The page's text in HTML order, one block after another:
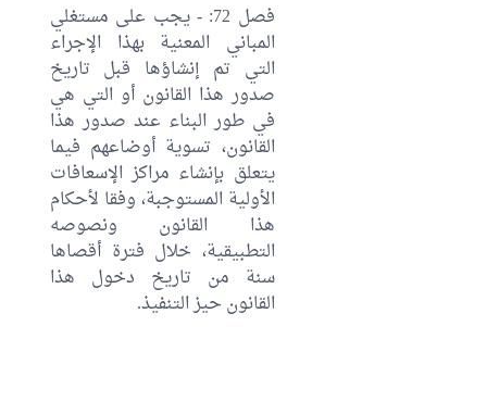
فصل 72: - يجب على مستغلي
المباني المعنية بهذا الإجراء
التي تم إنشاؤها قبل تاريخ
صدور هذا القانون أو التي هي
في طور البناء عند صدور هذا
القانون، تسوية أوضاعهم فيما
يتعلق بإنشاء مراكز الإسعافات
الأولية المستوجبة، وفقا لأحكام
هذا القانون ونصوصه
التطبيقية، خلال فترة أقصاها
سنة من تاريخ دخول هذا
القانون حيز التنفيذ.